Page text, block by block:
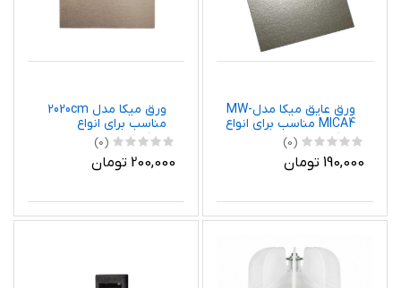
ورق عایق میکا مدلMW-
MICA4 مناسب برای انواع
مایکروویو (0)
190,000 تومان
ورق میکا مدل 2020cm
مناسب برای انواع
مایکروویو (0)
200,000 تومان